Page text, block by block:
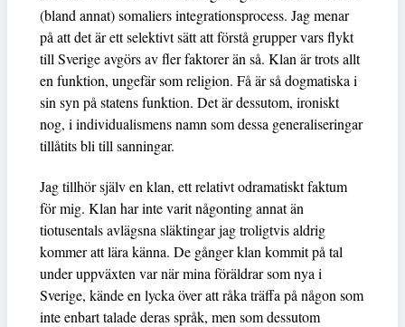
(bland annat) somaliers integrationsprocess. Jag menar
på att det är ett selektivt sätt att förstå grupper vars flykt
till Sverige avgörs av fler faktorer än så. Klan är trots allt
en funktion, ungefär som religion. Få är så dogmatiska i
sin syn på statens funktion. Det är dessutom, ironiskt
nog, i individualismens namn som dessa generaliseringar
tillåtits bli till sanningar.
Jag tillhör själv en klan, ett relativt odramatiskt faktum
för mig. Klan har inte varit någonting annat än
tiotusentals avlägsna släktingar jag troligtvis aldrig
kommer att lära känna. De gånger klan kommit på tal
under uppväxten var när mina föräldrar som nya i
Sverige, kände en lycka över att råka träffa på någon som
inte enbart talade deras språk, men som dessutom